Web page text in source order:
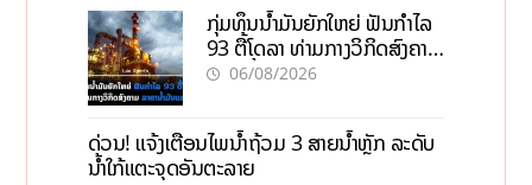
ກຸ່ມທຶນນ້ຳມັນຍັກໃຫຍ່ ຟັນກຳໄລ
93 ຕື້ໂດລາ ທ່າມກາງວິກິດສົງຄາມ
ລາຄານໍ້າມັນແພງ
06/08/2026
ດ່ວນ! ແຈ້ງເຕືອນໄພນໍ້າຖ້ວມ 3 ສາຍນໍ້າຫຼັກ ລະດັບ
ນໍ້າໃກ້ແຕະຈຸດອັນຕະລາຍ